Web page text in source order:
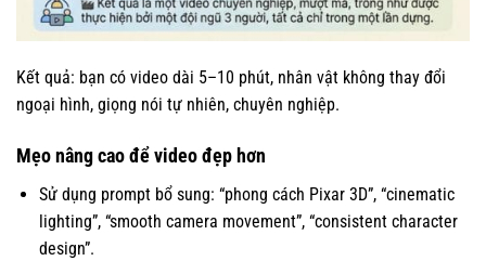
Kết quả: bạn có video dài 5–10 phút, nhân vật không thay đổi
ngoại hình, giọng nói tự nhiên, chuyên nghiệp.
Mẹo nâng cao để video đẹp hơn
Sử dụng prompt bổ sung: “phong cách Pixar 3D”, “cinematic
lighting”, “smooth camera movement”, “consistent character
design”.